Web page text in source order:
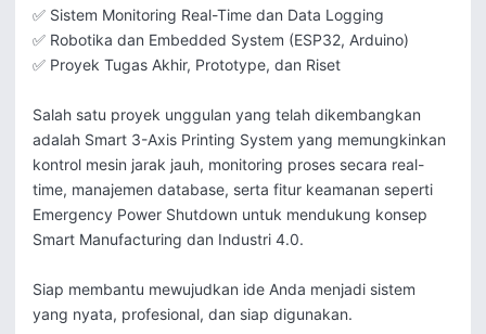
✅ Sistem Monitoring Real-Time dan Data Logging
✅ Robotika dan Embedded System (ESP32, Arduino)
✅ Proyek Tugas Akhir, Prototype, dan Riset
Salah satu proyek unggulan yang telah dikembangkan
adalah Smart 3-Axis Printing System yang memungkinkan
kontrol mesin jarak jauh, monitoring proses secara real-
time, manajemen database, serta fitur keamanan seperti
Emergency Power Shutdown untuk mendukung konsep
Smart Manufacturing dan Industri 4.0.
Siap membantu mewujudkan ide Anda menjadi sistem
yang nyata, profesional, dan siap digunakan.